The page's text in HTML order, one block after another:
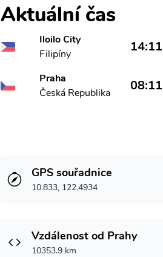
Aktuální čas
Iloilo City
Filipíny
14:11
Praha
Česká Republika
08:11
GPS souřadnice
10.833, 122.4934
Vzdálenost od Prahy
10353.9 km